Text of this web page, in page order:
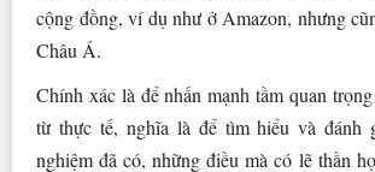
cộng đồng, ví dụ như ở Amazon, nhưng
Châu Á.
Chính xác là để nhấn mạnh tầm quan
từ thực tế, nghĩa là để tìm hiểu và đánh
nghiệm đã có, những điều mà có lẽ thần